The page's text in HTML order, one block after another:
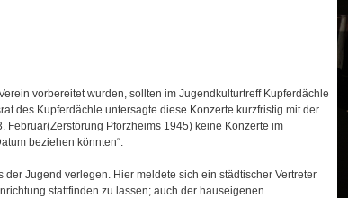
vorbereitet wurden, sollten im Jugendkulturtreff Kupferdächle
des Kupferdächle untersagte diese Konzerte kurzfristig mit der
Februar(Zerstörung Pforzheims 1945) keine Konzerte im
beziehen könnten“.
Jugend verlegen. Hier meldete sich ein städtischer Vertreter
stattfinden zu lassen; auch der hauseigenen